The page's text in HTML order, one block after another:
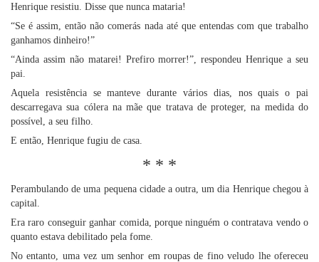
Henrique resistiu. Disse que nunca mataria!
“Se é assim, então não comerás nada até que entendas com que trabalho
ganhamos dinheiro!”
“Ainda assim não matarei! Prefiro morrer!”, respondeu Henrique a seu
pai.
Aquela resistência se manteve durante vários dias, nos quais o pai
descarregava sua cólera na mãe que tratava de proteger, na medida do
possível, a seu filho.
E então, Henrique fugiu de casa.
* * *
Perambulando de uma pequena cidade a outra, um dia Henrique chegou à
capital.
Era raro conseguir ganhar comida, porque ninguém o contratava vendo o
quanto estava debilitado pela fome.
No entanto, uma vez um senhor em roupas de fino veludo lhe ofereceu